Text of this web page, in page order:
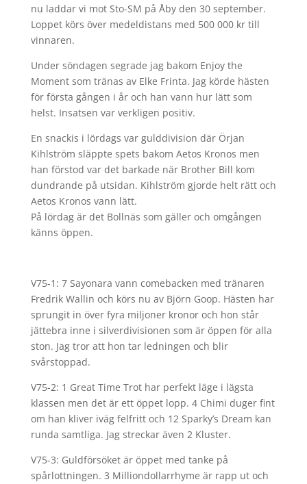
nu laddar vi mot Sto-SM på Åby den 30 september.
Loppet körs över medeldistans med 500 000 kr till
vinnaren.
Under söndagen segrade jag bakom Enjoy the
Moment som tränas av Elke Frinta. Jag körde hästen
för första gången i år och han vann hur lätt som
helst. Insatsen var verkligen positiv.
En snackis i lördags var gulddivision där Örjan
Kihlström släppte spets bakom Aetos Kronos men
han förstod var det barkade när Brother Bill kom
dundrande på utsidan. Kihlström gjorde helt rätt och
Aetos Kronos vann lätt.
På lördag är det Bollnäs som gäller och omgången
känns öppen.
V75-1: 7 Sayonara vann comebacken med tränaren
Fredrik Wallin och körs nu av Björn Goop. Hästen har
sprungit in över fyra miljoner kronor och hon står
jättebra inne i silverdivisionen som är öppen för alla
ston. Jag tror att hon tar ledningen och blir
svårstoppad.
V75-2: 1 Great Time Trot har perfekt läge i lägsta
klassen men det är ett öppet lopp. 4 Chimi duger fint
om han kliver iväg felfritt och 12 Sparky’s Dream kan
runda samtliga. Jag streckar även 2 Kluster.
V75-3: Guldförsöket är öppet med tanke på
spårlottningen. 3 Milliondollarrhyme är rapp ut och